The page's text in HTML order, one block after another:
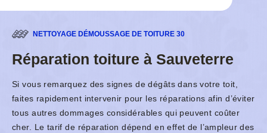
NETTOYAGE DÉMOUSSAGE DE TOITURE 30
Réparation toiture à Sauveterre
Si vous remarquez des signes de dégâts dans votre toit,
faites rapidement intervenir pour les réparations afin d’éviter
tous autres dommages considérables qui peuvent coûter
cher. Le tarif de réparation dépend en effet de l’ampleur des